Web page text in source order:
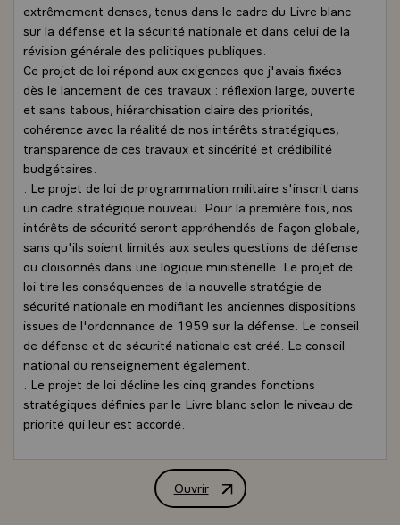
extrêmement denses, tenus dans le cadre du Livre blanc
sur la défense et la sécurité nationale et dans celui de la
révision générale des politiques publiques.
Ce projet de loi répond aux exigences que j'avais fixées
dès le lancement de ces travaux : réflexion large, ouverte
et sans tabous, hiérarchisation claire des priorités,
cohérence avec la réalité de nos intérêts stratégiques,
transparence de ces travaux et sincérité et crédibilité
budgétaires.
. Le projet de loi de programmation militaire s'inscrit dans
un cadre stratégique nouveau. Pour la première fois, nos
intérêts de sécurité seront appréhendés de façon globale,
sans qu'ils soient limités aux seules questions de défense
ou cloisonnés dans une logique ministérielle. Le projet de
loi tire les conséquences de la nouvelle stratégie de
sécurité nationale en modifiant les anciennes dispositions
issues de l'ordonnance de 1959 sur la défense. Le conseil
de défense et de sécurité nationale est créé. Le conseil
national du renseignement également.
. Le projet de loi décline les cinq grandes fonctions
stratégiques définies par le Livre blanc selon le niveau de
priorité qui leur est accordé.
France de conserver l'initiative stratégique, un effort
important est réalisé en faveur de la politique spatiale, de
Ouvrir
Déclaration de M. Nicolas Sarkozy,